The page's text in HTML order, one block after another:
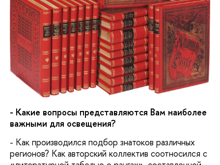
- Какие вопросы представляются Вам наиболее
важными для освещения?
- Как производился подбор знатоков различных
регионов? Как авторский коллектив соотносился с